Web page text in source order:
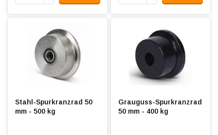
Stahl-Spurkranzrad 50
mm - 500 kg
Grauguss-Spurkranzrad
50 mm - 400 kg